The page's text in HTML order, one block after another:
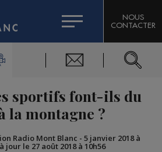
DE L'EXPERT
CITIZEN MACHINERY
DOMAINES SKIABLES
BIGARD
DU MONT-BLANC
NOUS
CONTACTER
sportifs font-ils du
la montagne ?
Radio Mont Blanc - 5 janvier 2018 à
jour le 27 août 2018 à 10h56